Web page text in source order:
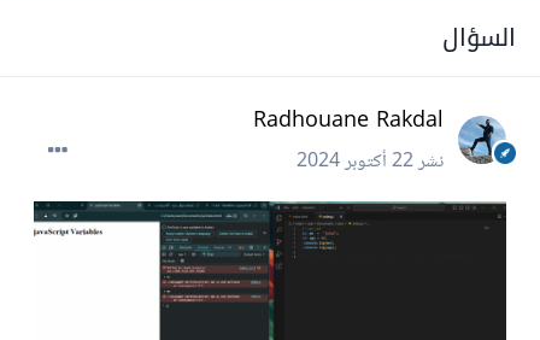
السؤال
Radhouane Rakdal
نشر22 أكتوبر 2024